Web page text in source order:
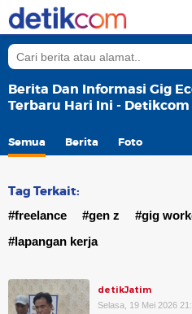
Berita Dan Informasi Gig
Terbaru Hari Ini - Detikcom
Semua Berita Foto
Tag Terkait:
#freelance #gen z #gig
#lapangan kerja
detikJatim
Selasa, 19 Mei 2026